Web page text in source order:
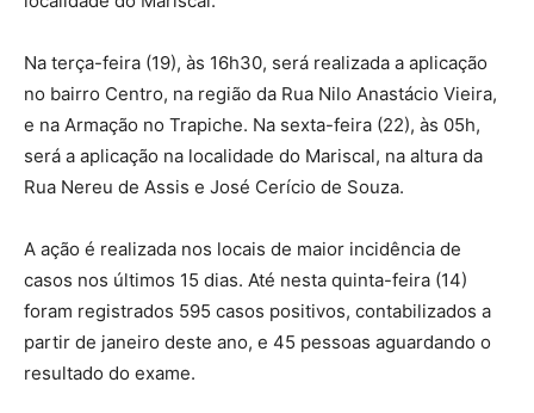
Na terça-feira (19), às 16h30, será realizada a aplicação
no bairro Centro, na região da Rua Nilo Anastácio Vieira,
e na Armação no Trapiche. Na sexta-feira (22), às 05h,
será a aplicação na localidade do Mariscal, na altura da
Rua Nereu de Assis e José Cerício de Souza.
A ação é realizada nos locais de maior incidência de
casos nos últimos 15 dias. Até nesta quinta-feira (14)
foram registrados 595 casos positivos, contabilizados a
partir de janeiro deste ano, e 45 pessoas aguardando o
resultado do exame.